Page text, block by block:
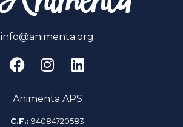
info@animenta.org
Animenta APS
C.F.: 94084720583